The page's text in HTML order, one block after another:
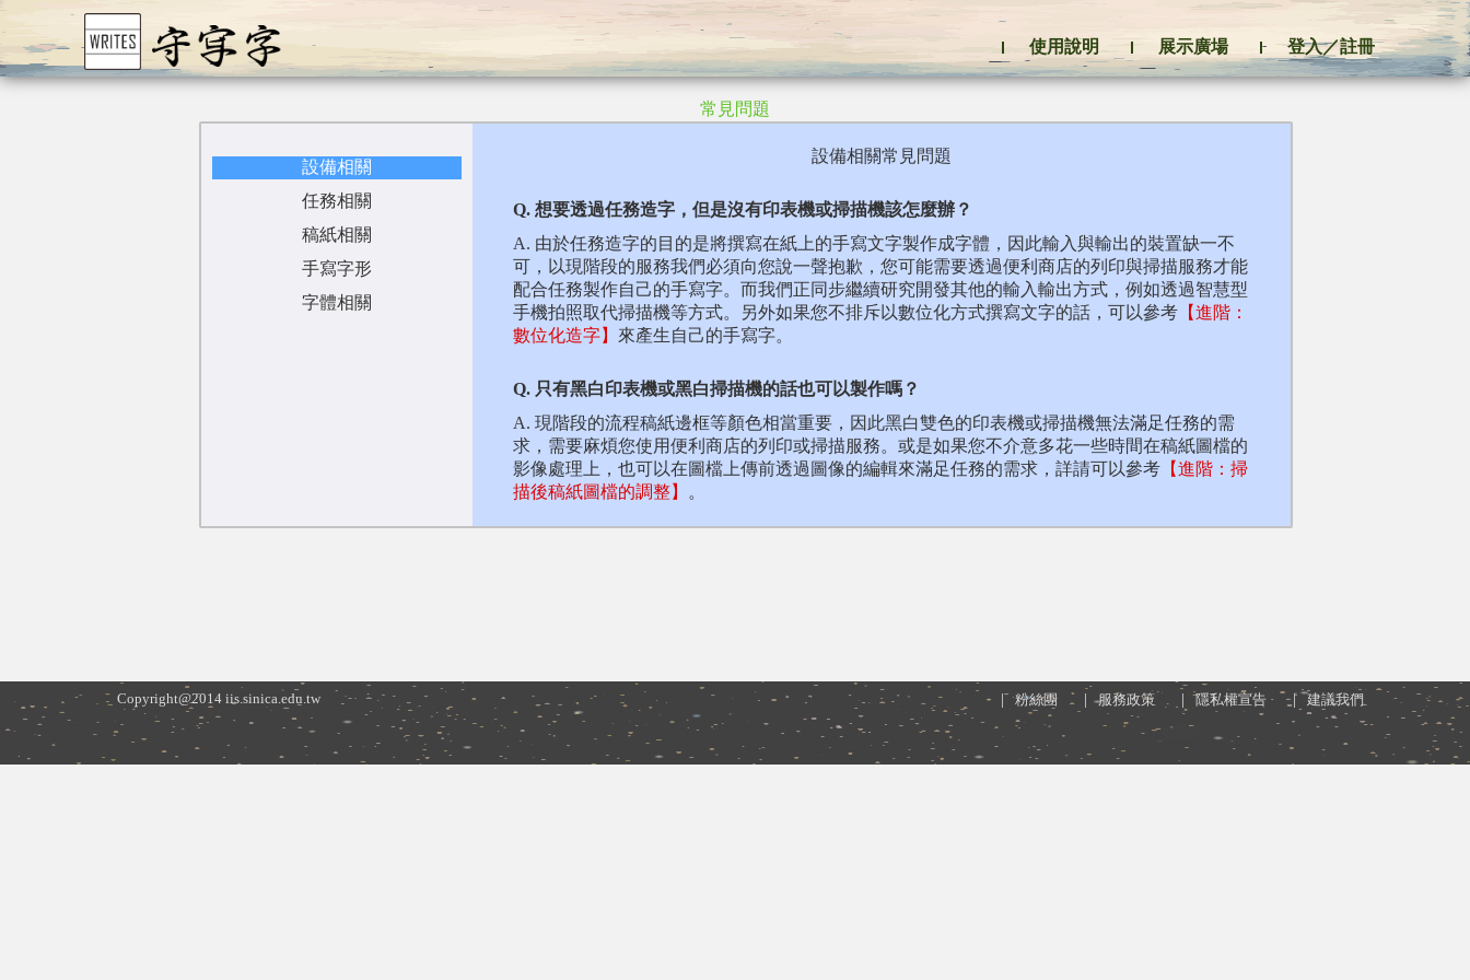
使用說明 展示廣場 登入／註冊
常見問題
設備相關
任務相關
稿紙相關
手寫字形
字體相關
設備相關常見問題
Q. 想要透過任務造字，但是沒有印表機或掃描機該怎麼辦？
A. 由於任務造字的目的是將撰寫在紙上的手寫文字製作成字體，因此輸入與輸出的裝置缺一不
可，以現階段的服務我們必須向您說一聲抱歉，您可能需要透過便利商店的列印與掃描服務才能
配合任務製作自己的手寫字。而我們正同步繼續研究開發其他的輸入輸出方式，例如透過智慧型
手機拍照取代掃描機等方式。另外如果您不排斥以數位化方式撰寫文字的話，可以參考 【進階：
數位化造字】 來產生自己的手寫字。
Q. 只有黑白印表機或黑白掃描機的話也可以製作嗎？
A. 現階段的流程稿紙邊框等顏色相當重要，因此黑白雙色的印表機或掃描機無法滿足任務的需
求，需要麻煩您使用便利商店的列印或掃描服務。或是如果您不介意多花一些時間在稿紙圖檔的
影像處理上，也可以在圖檔上傳前透過圖像的編輯來滿足任務的需求，詳請可以參考 【進階：掃
描後稿紙圖檔的調整】 。
Copyright@2014 iis.sinica.edu.tw 粉絲團 服務政策 隱私權宣告 建議我們